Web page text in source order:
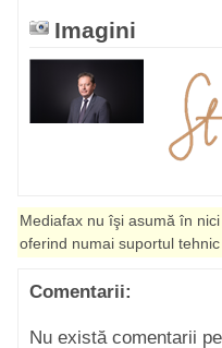
Imagini
Mediafax nu îşi asumă în
oferind numai suportul
Comentarii:
Nu există comentarii